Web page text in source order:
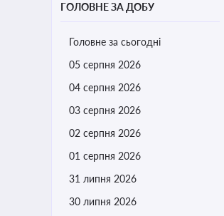
ГОЛОВНЕ ЗА ДОБУ
Головне за сьогодні
05 серпня 2026
04 серпня 2026
03 серпня 2026
02 серпня 2026
01 серпня 2026
31 липня 2026
30 липня 2026